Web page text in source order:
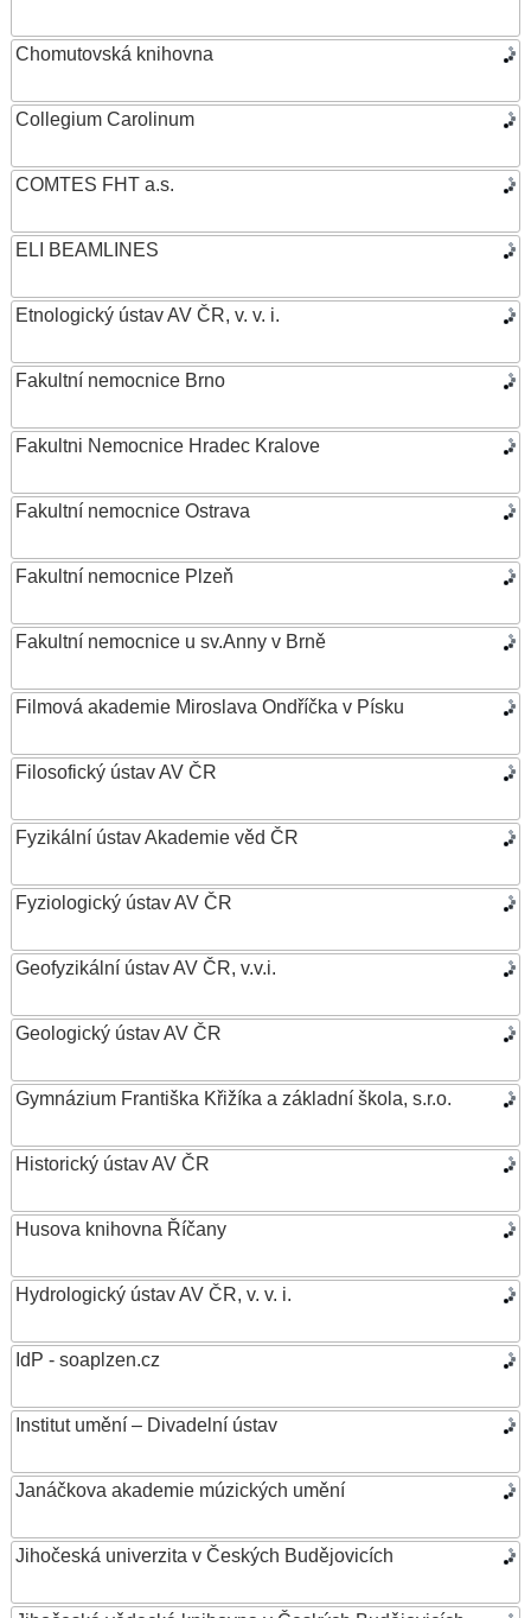
Chomutovská knihovna
Collegium Carolinum
COMTES FHT a.s.
ELI BEAMLINES
Etnologický ústav AV ČR, v. v. i.
Fakultní nemocnice Brno
Fakultni Nemocnice Hradec Kralove
Fakultní nemocnice Ostrava
Fakultní nemocnice Plzeň
Fakultní nemocnice u sv.Anny v Brně
Filmová akademie Miroslava Ondříčka v Písku
Filosofický ústav AV ČR
Fyzikální ústav Akademie věd ČR
Fyziologický ústav AV ČR
Geofyzikální ústav AV ČR, v.v.i.
Geologický ústav AV ČR
Gymnázium Františka Křižíka a základní škola, s.r.o.
Historický ústav AV ČR
Husova knihovna Říčany
Hydrologický ústav AV ČR, v. v. i.
IdP - soaplzen.cz
Institut umění – Divadelní ústav
Janáčkova akademie múzických umění
Jihočeská univerzita v Českých Budějovicích